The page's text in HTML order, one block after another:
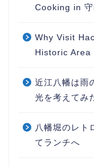
Cooking in 守
Why Visit
Historic Area
近江八幡は雨
光を考えてみ
八幡堀のレト
てランチへ